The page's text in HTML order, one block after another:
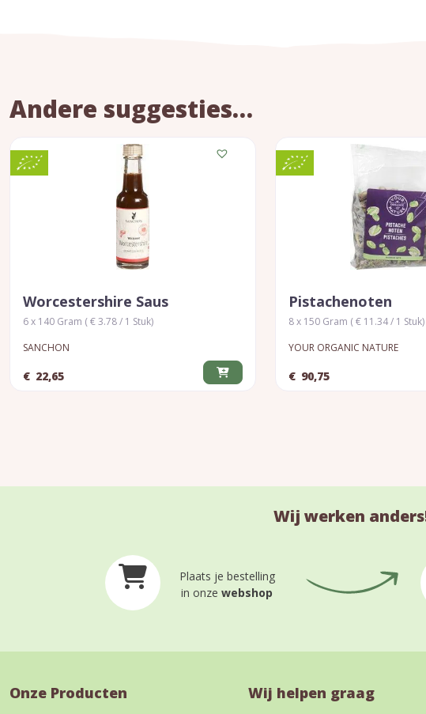
Andere suggesties…
Worcestershire Saus
6 x 140 Gram ( € 3.78 / 1 Stuk)
SANCHON
€ 22,65
Pistachenoten
8 x 150 Gram ( € 11.34 / 1 Stuk)
YOUR ORGANIC NATURE
€ 90,75
Wij werken
Plaats je bestelling
in onze webshop
Onze Producten Wij helpen graag